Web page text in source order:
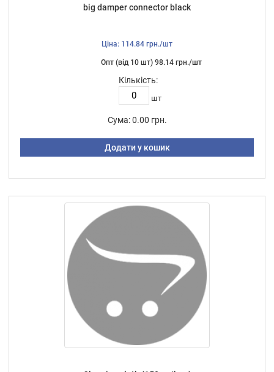
big damper connector black
Ціна: 114.84 грн./шт
Опт (від 10 шт) 98.14 грн./шт
Кількість:
шт
Сума: 0.00 грн.
Додати у кошик